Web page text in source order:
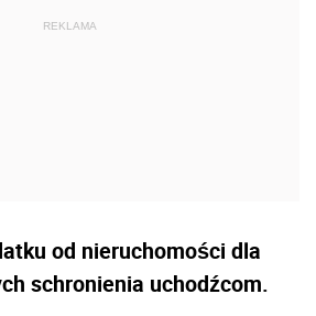
od nieruchomości dla
schronienia uchodźcom.